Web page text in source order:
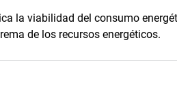
la viabilidad del consumo
de los recursos energéticos.